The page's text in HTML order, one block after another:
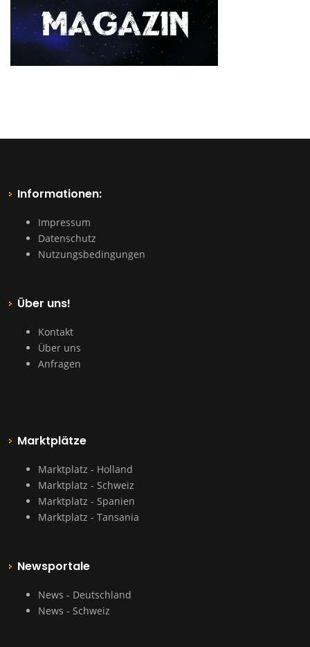
Informationen:
Impressum
Datenschutz
Nutzungsbedingungen
Über uns!
Kontakt
Über uns
Anfragen
Marktplätze
Marktplatz - Holland
Marktplatz - Schweiz
Marktplatz - Spanien
Marktplatz - Tansania
Newsportale
News - Deutschland
News - Schweiz